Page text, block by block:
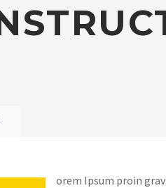
orem Ipsum proin